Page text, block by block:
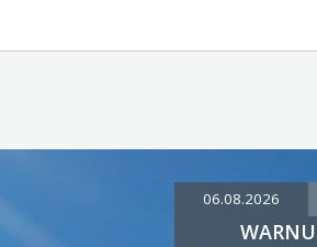
06.08.2026